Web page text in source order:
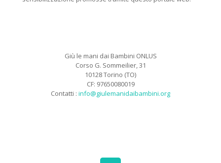
Giù le mani dai Bambini ONLUS
Corso G. Sommeilier, 31
10128 Torino (TO)
CF: 97650080019
Contatti : info@giulemanidaibambini.org